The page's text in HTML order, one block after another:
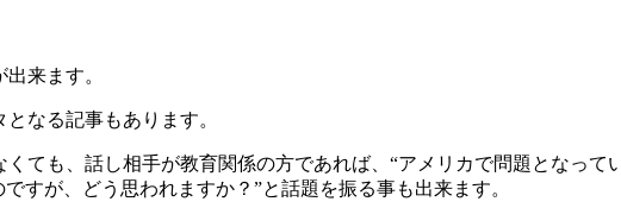
来ます。
なる記事もあります。
ても、話し相手が教育関係の方であれば、“アメリカで問題となって
すが、どう思われますか？”と話題を振る事も出来ます。